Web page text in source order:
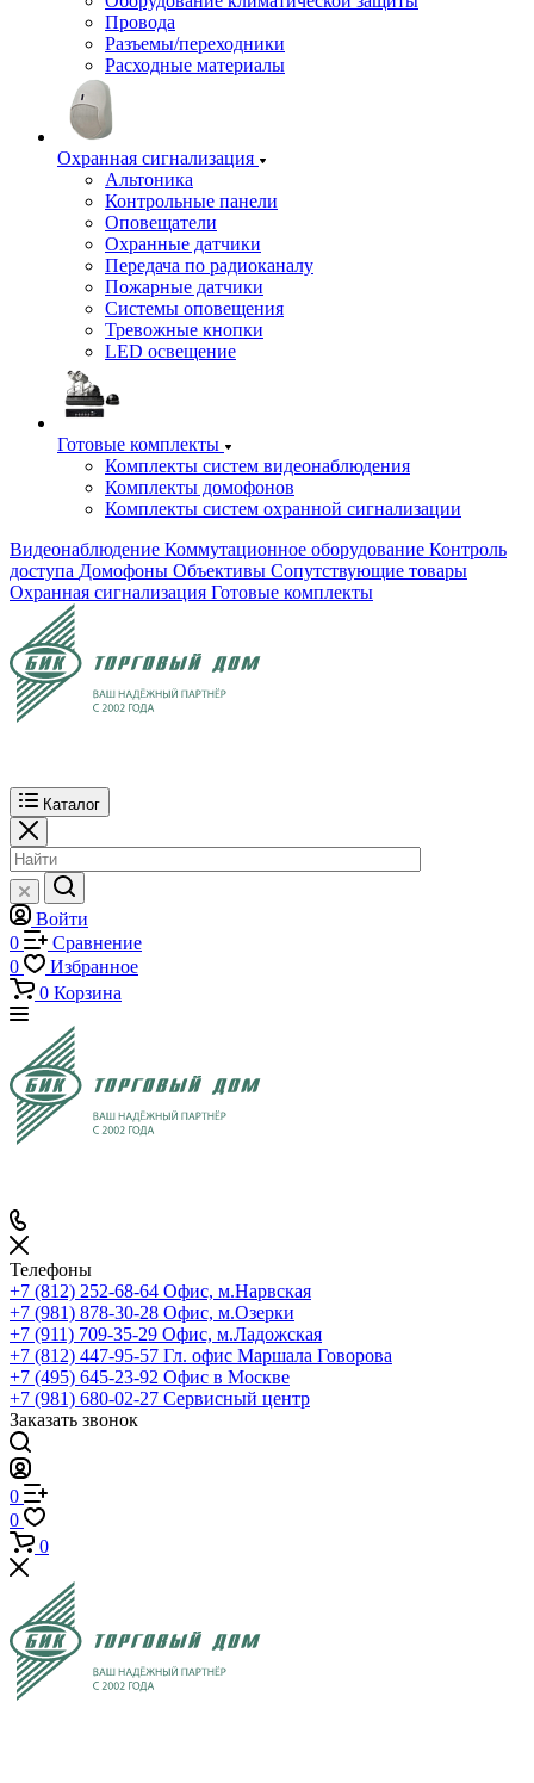
Провода
Разъемы/переходники
Расходные материалы
Охранная сигнализация
Альтоника
Контрольные панели
Оповещатели
Охранные датчики
Передача по радиоканалу
Пожарные датчики
Системы оповещения
Тревожные кнопки
LED освещение
Готовые комплекты
Комплекты систем видеонаблюдения
Комплекты домофонов
Комплекты систем охранной сигнализации
Видеонаблюдение Коммутационное оборудование Контроль
доступа Домофоны Объективы Сопутствующие товары
Охранная сигнализация Готовые комплекты
Каталог
Войти
0
Сравнение
0
Избранное
0 Корзина
Телефоны
+7 (812) 252-68-64 Офис, м.Нарвская
+7 (981) 878-30-28 Офис, м.Озерки
+7 (911) 709-35-29 Офис, м.Ладожская
+7 (812) 447-95-57 Гл. офис Маршала Говорова
+7 (495) 645-23-92 Офис в Москве
+7 (981) 680-02-27 Сервисный центр
Заказать звонок
0
0
0